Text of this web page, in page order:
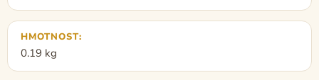
HMOTNOST:
0.19 kg